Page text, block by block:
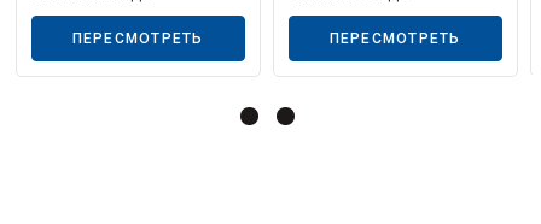
ПЕРЕСМОТРЕТЬ ПЕРЕСМОТРЕТЬ